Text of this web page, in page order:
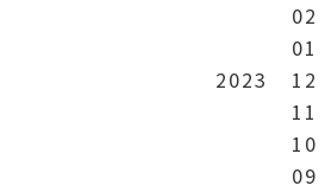
02
01
2023
12
11
10
09